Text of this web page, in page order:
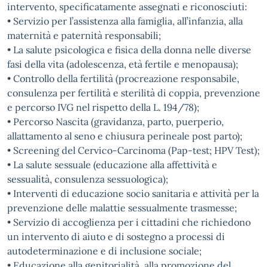
intervento, specificatamente assegnati e riconosciuti:
• Servizio per l’assistenza alla famiglia, all’infanzia, alla
maternità e paternità responsabili;
• La salute psicologica e fisica della donna nelle diverse
fasi della vita (adolescenza, età fertile e menopausa);
• Controllo della fertilità (procreazione responsabile,
consulenza per fertilità e sterilità di coppia, prevenzione
e percorso IVG nel rispetto della L. 194/78);
• Percorso Nascita (gravidanza, parto, puerperio,
allattamento al seno e chiusura perineale post parto);
• Screening del Cervico-Carcinoma (Pap-test; HPV Test);
• La salute sessuale (educazione alla affettività e
sessualità, consulenza sessuologica);
• Interventi di educazione socio sanitaria e attività per la
prevenzione delle malattie sessualmente trasmesse;
• Servizio di accoglienza per i cittadini che richiedono
un intervento di aiuto e di sostegno a processi di
autodeterminazione e di inclusione sociale;